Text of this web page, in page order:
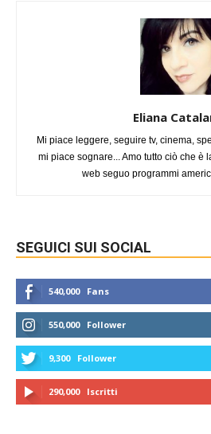
Eliana
Mi piace leggere, seguire tv, cinema,
mi piace sognare... Amo tutto ciò che è
web seguo programmi
SEGUICI SUI SOCIAL
540,000 Fans
550,000 Follower
9,300 Follower
290,000 Iscritti